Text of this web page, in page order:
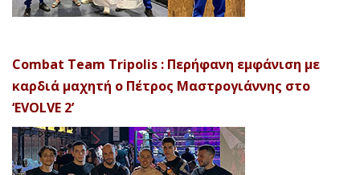
Combat Team Tripolis : Περήφανη εμφάνιση με
καρδιά μαχητή ο Πέτρος Μαστρογιάννης στο
‘EVOLVE 2’